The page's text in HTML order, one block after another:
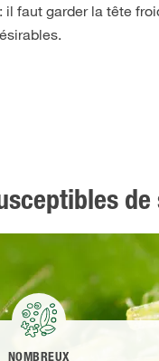
faut garder la tête
NOMBREUX